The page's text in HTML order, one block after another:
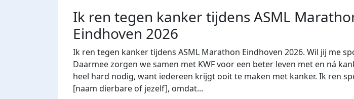
Ik ren tegen kanker tijdens ASML
Eindhoven 2026
Ik ren tegen kanker tijdens ASML Marathon Eindhoven 2026. Wil jij me
Daarmee zorgen we samen met KWF voor een beter leven met en ná
heel hard nodig, want iedereen krijgt ooit te maken met kanker. Ik ren
[naam dierbare of jezelf], omdat...